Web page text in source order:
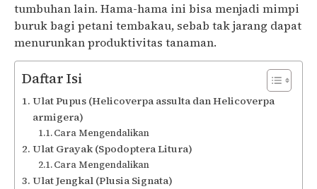
tumbuhan lain. Hama-hama ini bisa menjadi mimpi
buruk bagi petani tembakau, sebab tak jarang dapat
menurunkan produktivitas tanaman.
Daftar Isi
Ulat Pupus (Helicoverpa assulta dan Helicoverpa
armigera)
Cara Mengendalikan
Ulat Grayak (Spodoptera Litura)
Cara Mengendalikan
Ulat Jengkal (Plusia Signata)